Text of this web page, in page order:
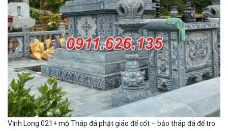
Vĩnh Long 021+ mộ Tháp đá phật giáo để cốt – bảo tháp đá để tro